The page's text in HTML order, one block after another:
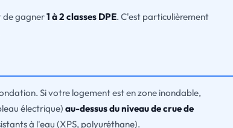
de gagner1 à 2 classes DPE. C'est particulièrement
Si votre logement est en zone inondable,
électrique) au-dessus du niveau de crue de
à l'eau (XPS, polyuréthane).